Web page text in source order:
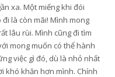
xa. Một miếng khi đói
là còn mãi! Mình mong
lâu rùi. Mình cũng đi tìm
mong muốn có thể hành
việc gì đó, dù là nhỏ nhất
khó khăn hơn mình. Chính